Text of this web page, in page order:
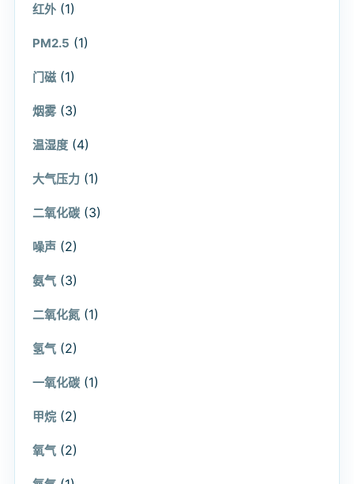
红外 (1)
PM2.5 (1)
门磁 (1)
烟雾 (3)
温湿度 (4)
大气压力 (1)
二氧化碳 (3)
噪声 (2)
氨气 (3)
二氧化氮 (1)
氢气 (2)
一氧化碳 (1)
甲烷 (2)
氧气 (2)